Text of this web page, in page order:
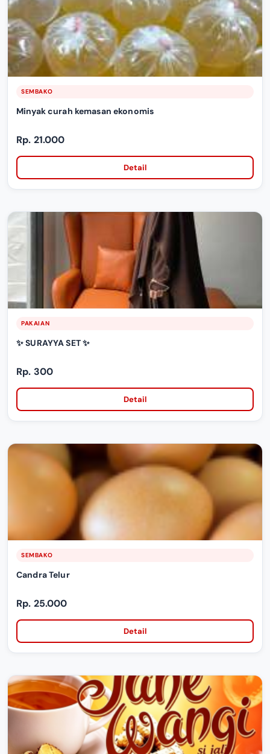
SEMBAKO
Minyak curah kemasan ekonomis
Rp. 21.000
Detail
PAKAIAN
✨ SURAYYA SET ✨
Rp. 300
Detail
SEMBAKO
Candra Telur
Rp. 25.000
Detail